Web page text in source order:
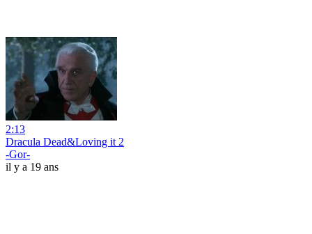
2:13
Dracula Dead&Loving it 2
-Gor-
il y a 19 ans